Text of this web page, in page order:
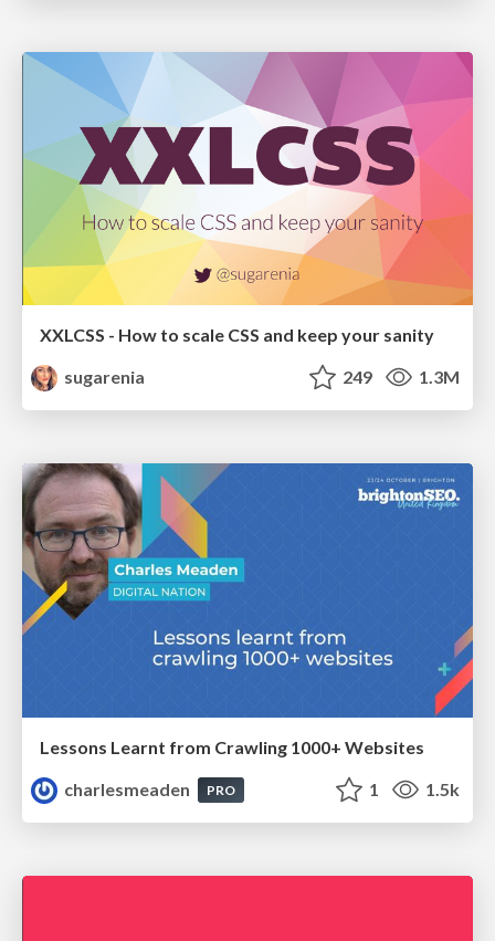
XXLCSS - How to scale CSS and keep your sanity
sugarenia
249 1.3M
Lessons Learnt from Crawling 1000+ Websites
charlesmeaden
PRO 1 1.5k